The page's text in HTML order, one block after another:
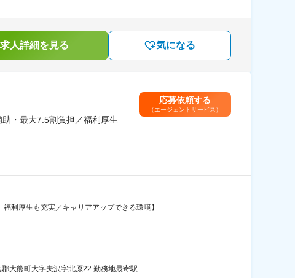
求人詳細を見る 気になる
・最大7.5割負担／福利厚生
応募依頼する
（エージェントサービス）
利厚生も充実／キャリアアップできる環境】
大熊町大字夫沢字北原22 勤務地最寄駅...